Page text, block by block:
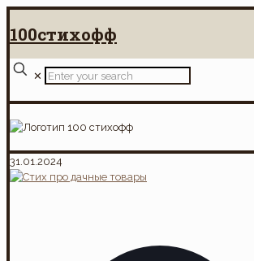
100стихофф
✕
31.01.2024